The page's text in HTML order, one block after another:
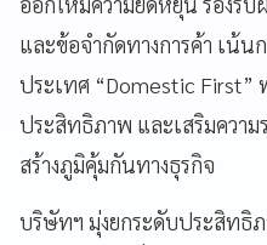
และข้อจำกัดทางการค้า เน้น
ประเทศ “Domestic First”
ประสิทธิภาพ และเสริมควา
สร้างภูมิคุ้มกันทางธุรกิจ
บริษัทฯ มุ่งยกระดับประสิทธิ